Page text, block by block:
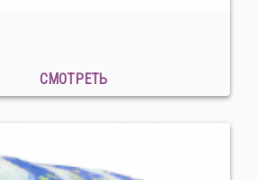
СМОТРЕТЬ